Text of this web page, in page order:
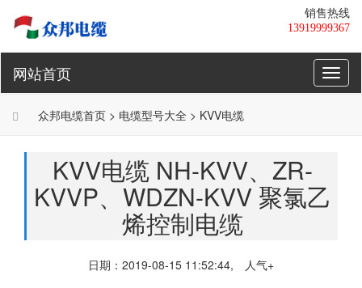
销售热线
13919999367
网站首页
众邦电缆首页 > 电缆型号大全 > KVV电缆
KVV电缆 ​​​​​​​NH-KVV、ZR-
KVVP、WDZN-KVV 聚氯乙
烯控制电缆
日期：2019-08-15 11:52:44, 人气+